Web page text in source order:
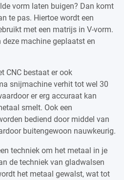
vorm laten buigen? Dan komt
te pas. Hiertoe wordt een
met een matrijs in V-vorm.
machine geplaatst en
CNC bestaat er ook
snijmachine verhit tot wel 30
er erg accuraat kan
smelt. Ook een
bediend door middel van
buitengewoon nauwkeurig.
techniek om het metaal in je
de techniek van gladwalsen
het metaal gewalst, wat tot